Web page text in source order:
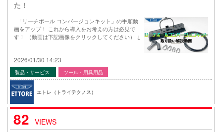
た！
「リーチポール コンバージョンキット」の手順動
画をアップ！ これから導入をお考えの方は必見で
す！ （動画は下記画像をクリックしてください） ↓
2026/01/30 14:23
製品・サービス ツール・用具用品
エトレ（トライテクノス）
82 VIEWS